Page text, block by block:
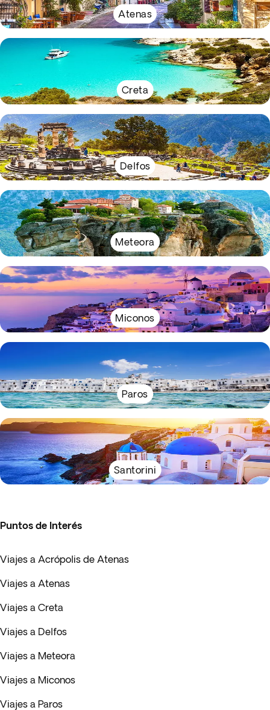
Atenas
Creta
Delfos
Meteora
Miconos
Paros
Santorini
Puntos de Interés
Viajes a Acrópolis de Atenas
Viajes a Atenas
Viajes a Creta
Viajes a Delfos
Viajes a Meteora
Viajes a Miconos
Viajes a Paros